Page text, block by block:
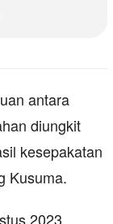
antara
diungkit
kesepakatan
Kusuma.
2023